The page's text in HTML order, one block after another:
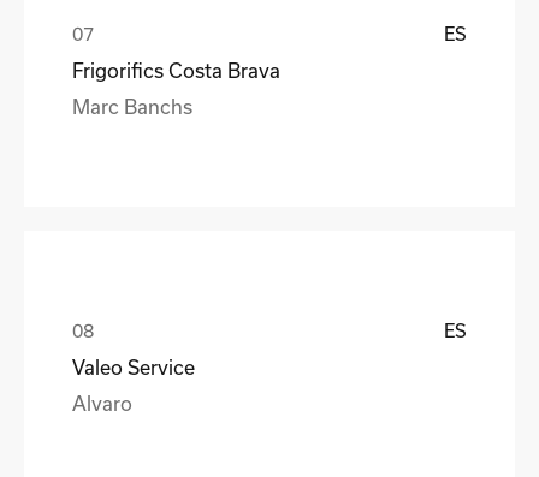
ES
Frigorifics Costa Brava
Marc Banchs
ES
Valeo Service
Alvaro